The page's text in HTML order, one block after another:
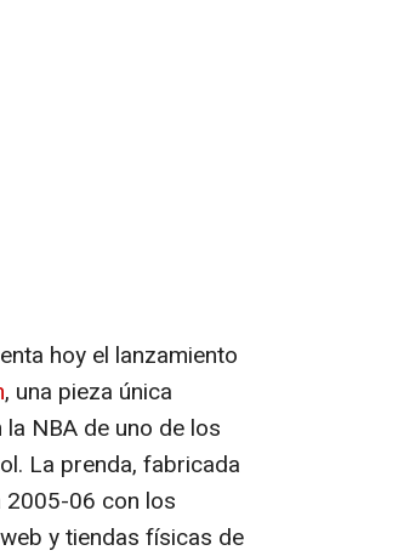
hoy el lanzamiento
, una pieza única
NBA de uno de los
La prenda, fabricada
2005-06 con los
y tiendas físicas de